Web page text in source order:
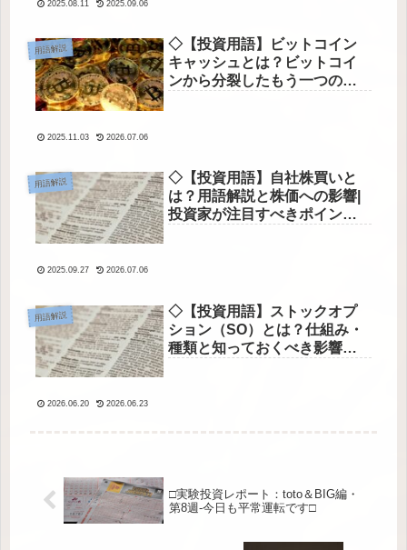
2025.08.11 2025.09.06
用語解説
◇【投資用語】ビットコイン
キャッシュとは？ビットコイ
ンから分裂したもう一つの暗
2025.11.03 2026.07.06
用語解説
◇【投資用語】自社株買いと
は？用語解説と株価への影響|
投資家が注目すべきポイント
2025.09.27 2026.07.06
用語解説
◇【投資用語】ストックオプ
ション（SO）とは？仕組み・
種類と知っておくべき影響の
2026.06.20 2026.06.23
□実験投資レポート：toto＆BIG編・
第8週-今日も平常運転です□